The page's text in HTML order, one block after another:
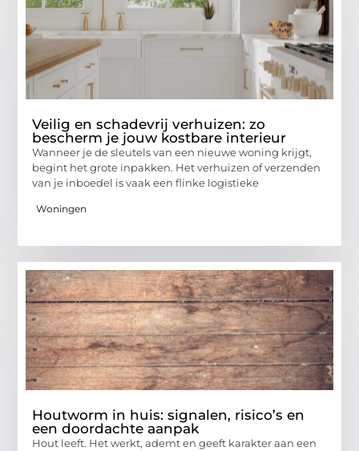
Veilig en schadevrij verhuizen: zo
bescherm je jouw kostbare interieur
Wanneer je de sleutels van een nieuwe woning krijgt,
begint het grote inpakken. Het verhuizen of verzenden
van je inboedel is vaak een flinke logistieke
Woningen
Houtworm in huis: signalen, risico’s en
een doordachte aanpak
Hout leeft. Het werkt, ademt en geeft karakter aan een